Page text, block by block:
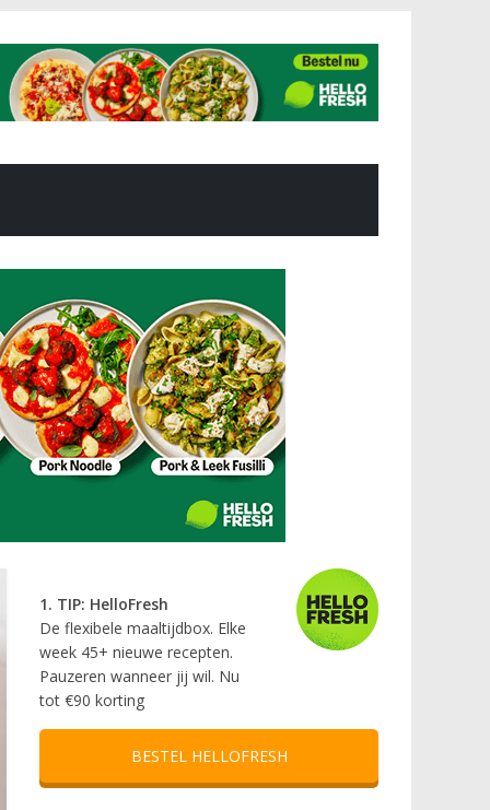
1. TIP: HelloFresh
De flexibele maaltijdbox. Elke
week 45+ nieuwe recepten.
Pauzeren wanneer jij wil. Nu
tot €90 korting
BESTEL HELLOFRESH